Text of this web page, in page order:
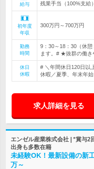
給与
残業手当（100%支給
初年度
年収
300万円～700万円
勤務
時間
9：30～18：30（休
ます。# ★抜群の働き
休日
休暇
# ＼年間休日120日以
休暇／夏季、年末年
求人詳細を見る
エンゼル産業株式会社 | *賞与
出身も多数在籍
未経験OK！最新設備の新
万～